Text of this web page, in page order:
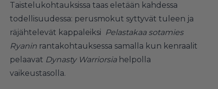
Taistelukohtauksissa taas eletään kahdessa
todellisuudessa: perusmokut syttyvät tuleen ja
räjähtelevät kappaleiksi Pelastakaa sotamies
Ryanin rantakohtauksessa samalla kun kenraalit
pelaavat Dynasty Warriorsiahelpolla
vaikeustasolla.